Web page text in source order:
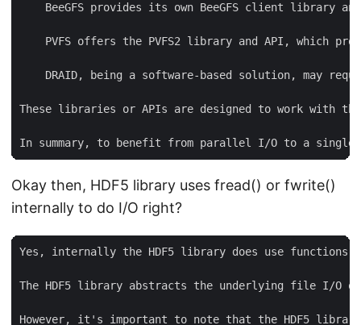
BeeGFS provides its own BeeGFS client library
PVFS offers the PVFS2 library and API, which
DRAID, being a software-based solution, may
These libraries or APIs are designed to work with
Okay then, HDF5 library uses fread() or fwrite()
internally to do I/O right?
Yes, internally the HDF5 library does use
The HDF5 library abstracts the underlying file I/O
However, it's important to note that the HDF5